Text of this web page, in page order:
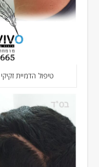
טיפול הדמיית